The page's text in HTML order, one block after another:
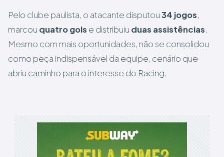
Pelo clube paulista, o atacante disputou34 jogos,
marcou quatro gols e distribuiu duas assistências.
Mesmo com mais oportunidades, não se consolidou
como peça indispensável da equipe, cenário que
abriu caminho para o interesse do Racing.